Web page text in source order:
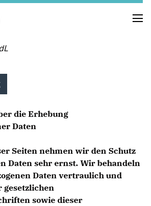
VITA
PRESSEFOTOS
MEIN BÜRGERBÜRO
MEIN WAHLKREIS
die Erhebung
Daten
Seiten nehmen wir den Schutz
Daten sehr ernst. Wir behandeln
Daten vertraulich und
gesetzlichen
sowie dieser